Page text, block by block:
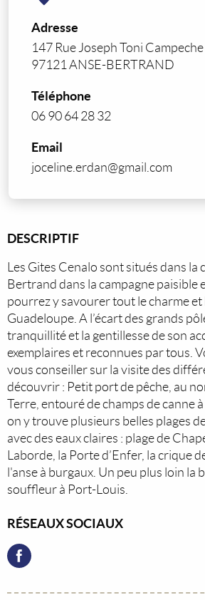
DESCRIPTIF
Les Gites Cenalo sont situés dans la
Bertrand dans la campagne paisible
pourrez y savourer tout le charme
Guadeloupe. A l’écart des grands
tranquillité et la gentillesse de son
exemplaires et reconnues par tous.
vous conseiller sur la visite des
découvrir : Petit port de pêche, au
Terre, entouré de champs de canne
on y trouve plusieurs belles plages
avec des eaux claires : plage de
Laborde, la Porte d’Enfer, la crique
l'anse à burgaux. Un peu plus loin la
souffleur à Port-Louis.
RÉSEAUX SOCIAUX
Adresse
147 Rue Joseph Toni Campeche
97121 ANSE-BERTRAND
Téléphone
06 90 64 28 32
Email
joceline.erdan@gmail.com